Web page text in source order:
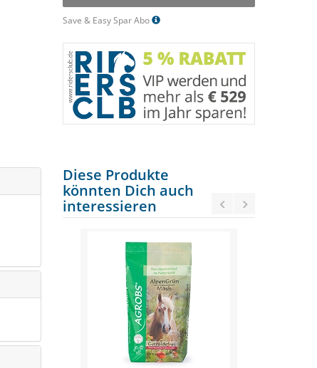
Save & Easy Spar Abo
Diese Produkte
könnten Dich auch
interessieren